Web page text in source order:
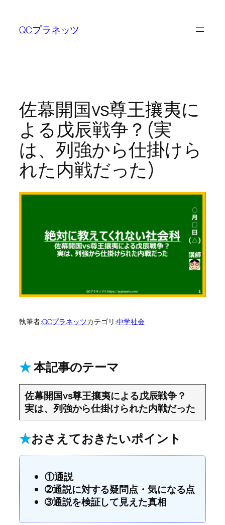
QCプラネッツ
佐幕開国vs尊王攘夷に
よる戊辰戦争？(実
は、列強から仕掛けら
れた内戦だった)
執筆者:QCプラネッツカテゴリ:中学社会
★本記事のテーマ
佐幕開国vs尊王攘夷による戊辰戦争？
実は、列強から仕掛けられた内戦だった
★おさえておきたいポイント
①通説
➁通説に対する疑問点・気になる点
➂通説を検証して見えた真相